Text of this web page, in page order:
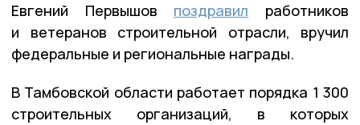
Евгений Первышов поздравил работников
и ветеранов строительной отрасли, вручил
федеральные и региональные награды.
В Тамбовской области работает порядка 1 300
строительных организаций, в которых